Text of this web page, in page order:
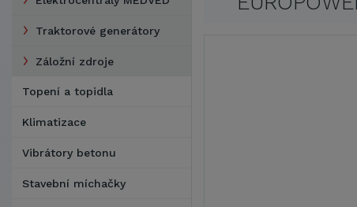
Traktorové generátory
Záložní zdroje
Topení a topidla
Klimatizace
Vibrátory betonu
Stavební míchačky